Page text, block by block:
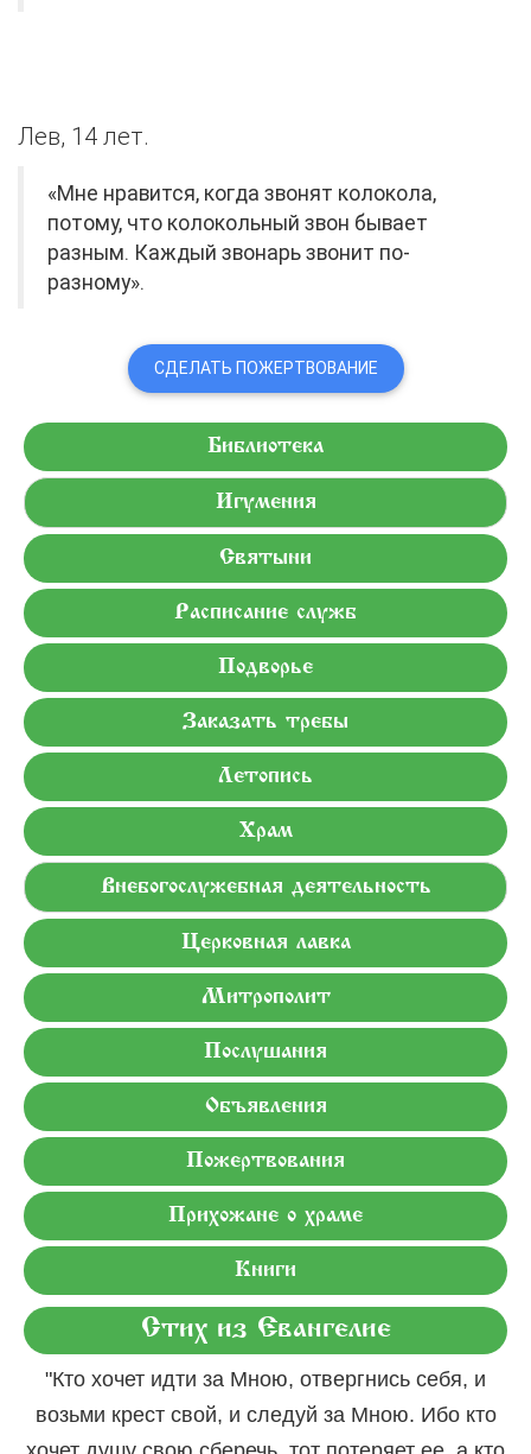
Лев, 14 лет.
«Мне нравится, когда звонят колокола,
потому, что колокольный звон бывает
разным. Каждый звонарь звонит по-
разному».
СДЕЛАТЬ ПОЖЕРТВОВАНИЕ
Библиотека
Игумения
Святыни
Расписание служб
Подворье
Заказать требы
Летопись
Храм
Внебогослужебная деятельность
Церковная лавка
Митрополит
Послушания
Объявления
Пожертвования
Прихожане о храме
Книги
Стих из Евангелие
"Кто хочет идти за Мною, отвергнись себя, и
возьми крест свой, и следуй за Мною. Ибо кто